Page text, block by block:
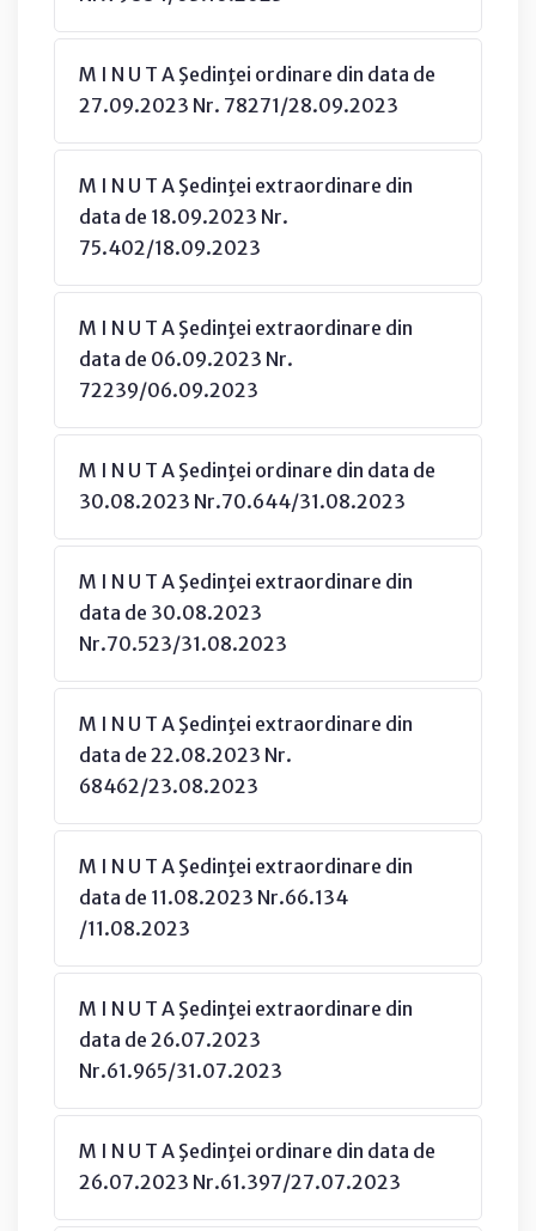
M I N U T A Şedinţei ordinare din data de
27.09.2023 Nr. 78271/28.09.2023
M I N U T A Şedinţei extraordinare din
data de 18.09.2023 Nr.
75.402/18.09.2023
M I N U T A Şedinţei extraordinare din
data de 06.09.2023 Nr.
72239/06.09.2023
M I N U T A Şedinţei ordinare din data de
30.08.2023 Nr.70.644/31.08.2023
M I N U T A Şedinţei extraordinare din
data de 30.08.2023
Nr.70.523/31.08.2023
M I N U T A Şedinţei extraordinare din
data de 22.08.2023 Nr.
68462/23.08.2023
M I N U T A Şedinţei extraordinare din
data de 11.08.2023 Nr.66.134
/11.08.2023
M I N U T A Şedinţei extraordinare din
data de 26.07.2023
Nr.61.965/31.07.2023
M I N U T A Şedinţei ordinare din data de
26.07.2023 Nr.61.397/27.07.2023